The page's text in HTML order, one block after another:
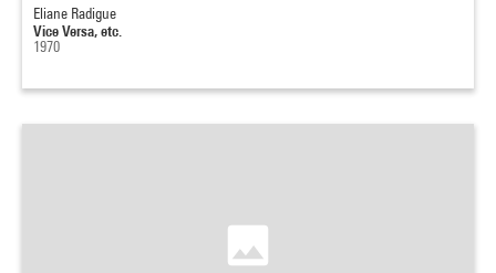
Eliane Radigue
Vice Versa, etc.
1970